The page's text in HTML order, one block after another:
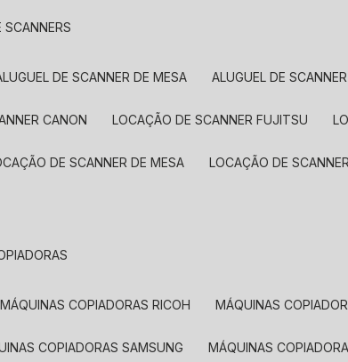
SCANNERS
ALUGUEL DE SCANNER DE MESA ALUGUEL DE
CANON LOCAÇÃO DE SCANNER FUJITSU
DE SCANNER DE MESA LOCAÇÃO DE
MÁQUINAS COPIADORAS RICOH MÁQUINAS
COPIADORAS SAMSUNG MÁQUINAS